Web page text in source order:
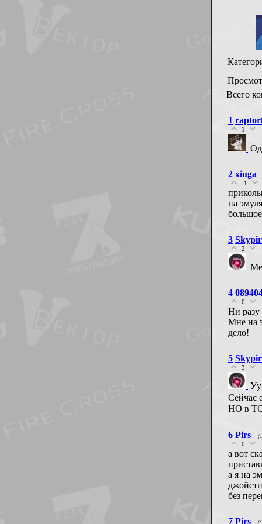
Всего
1
1
2 xiuga
-1
на
3
2
4
0
Ни разу
Мне на
дело!
5
3
Уу
Сейчас
НО в ТО
6 Pirs
0
а вот
а я на
без
7 Pirs